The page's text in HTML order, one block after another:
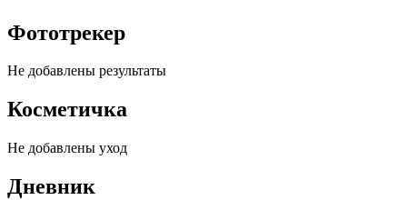
Фототрекер
Не добавлены результаты
Косметичка
Не добавлены уход
Дневник